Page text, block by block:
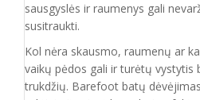
sausgyslės ir raumenys gali
susitraukti.
Kol nėra skausmo, raumenų ar
vaikų pėdos gali ir turėtų vystytis
trukdžių. Barefoot batų